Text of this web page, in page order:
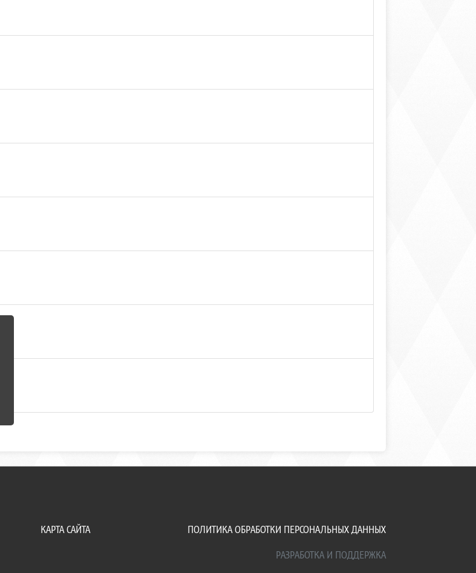
КАРТА САЙТА
ПОЛИТИКА ОБРАБОТКИ ПЕРСОНАЛЬНЫХ ДАННЫХ
РАЗРАБОТКА И ПОДДЕРЖКА